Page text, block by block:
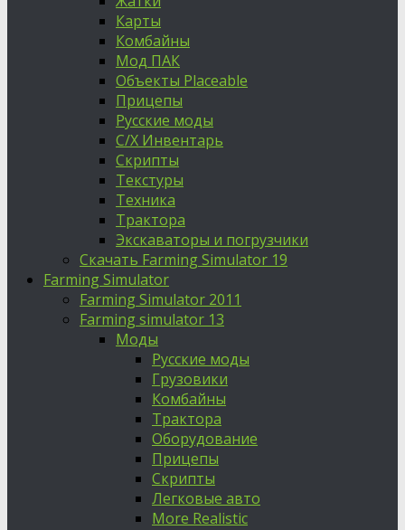
Карты
Комбайны
Мод ПАК
Объекты Placeable
Прицепы
Русские моды
С/Х Инвентарь
Скрипты
Текстуры
Техника
Трактора
Экскаваторы и погрузчики
Скачать Farming Simulator 19
Farming Simulator
Farming Simulator 2011
Farming simulator 13
Моды
Русские моды
Грузовики
Комбайны
Трактора
Оборудование
Прицепы
Скрипты
Легковые авто
More Realistic